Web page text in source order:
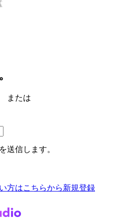
または
送信します。
方はこちらから新規登録